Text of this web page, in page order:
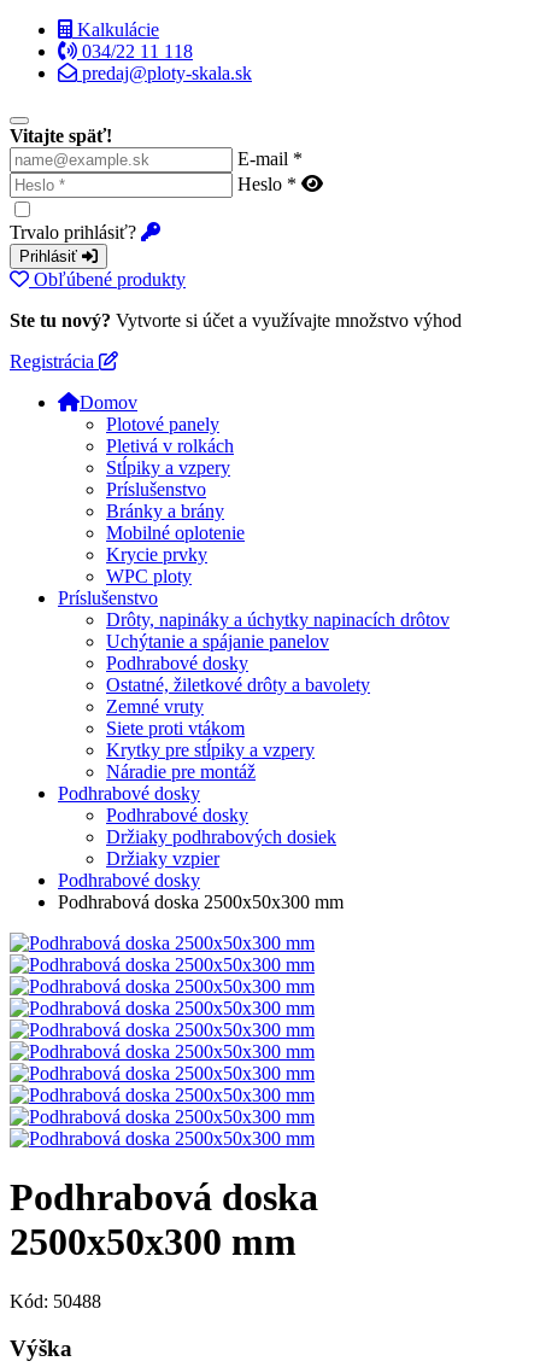
Kalkulácie
034/22 11 118
predaj@ploty-skala.sk
Vitajte späť!
E-mail *
Heslo *
Trvalo prihlásiť?
Prihlásiť
Obľúbené produkty
Ste tu nový? Vytvorte si účet a využívajte množstvo výhod
Registrácia
Domov
Plotové panely
Pletivá v rolkách
Stĺpiky a vzpery
Príslušenstvo
Bránky a brány
Mobilné oplotenie
Krycie prvky
WPC ploty
Príslušenstvo
Drôty, napináky a úchytky napinacích drôtov
Uchýtanie a spájanie panelov
Podhrabové dosky
Ostatné, žiletkové drôty a bavolety
Zemné vruty
Siete proti vtákom
Krytky pre stĺpiky a vzpery
Náradie pre montáž
Podhrabové dosky
Podhrabové dosky
Držiaky podhrabových dosiek
Držiaky vzpier
Podhrabové dosky
Podhrabová doska 2500x50x300 mm
Podhrabová doska
2500x50x300 mm
Kód: 50488
Výška